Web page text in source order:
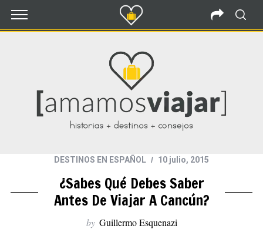
DESTINOS EN ESPAÑOL 10 julio, 2015
¿Sabes Qué Debes Saber
Antes De Viajar A Cancún?
by Guillermo Esquenazi